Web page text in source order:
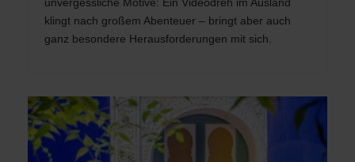
klingt nach großem Abenteuer – bringt aber auch
ganz besondere Herausforderungen mit sich.